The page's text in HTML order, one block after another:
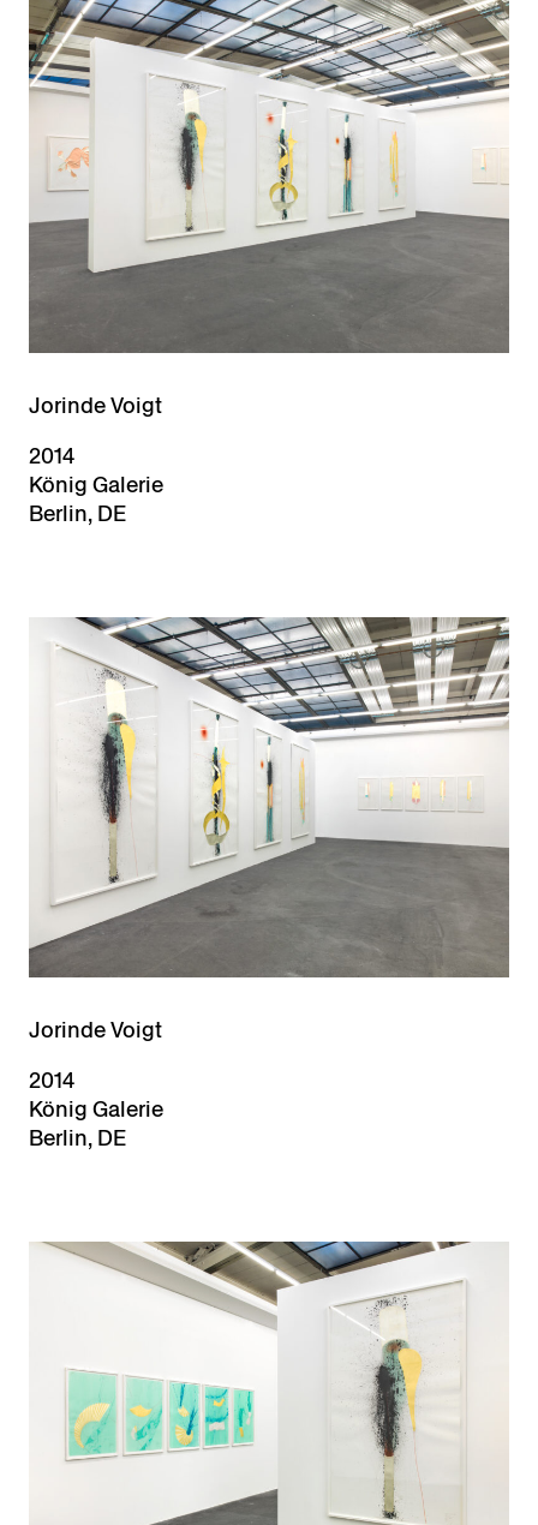
Jorinde Voigt
2014
König Galerie
Berlin, DE
Jorinde Voigt
2014
König Galerie
Berlin, DE